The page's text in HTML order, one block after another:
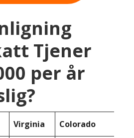
Tjener
per år
Virginia Colorado